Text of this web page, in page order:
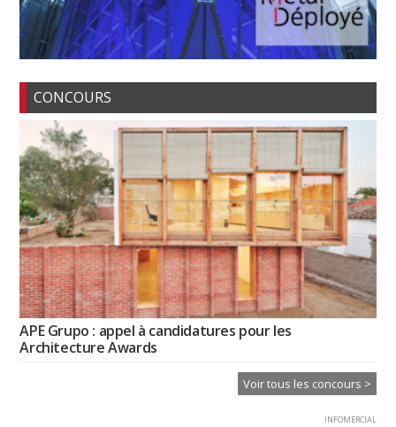
CONCOURS
APE Grupo : appel à candidatures pour les
Architecture Awards
Voir tous les concours >
INFOMERCIAL